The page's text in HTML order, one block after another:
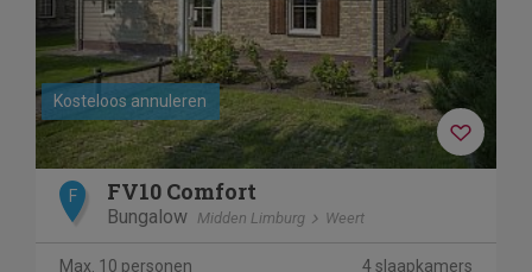
Kosteloos annuleren
F FV10 Comfort
Bungalow Midden Limburg Weert
Max. 10 personen 4 slaapkamers